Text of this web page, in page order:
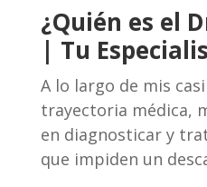
¿Quién es el
| Tu
A lo largo de mis
trayectoria médica,
en diagnosticar y
que impiden un